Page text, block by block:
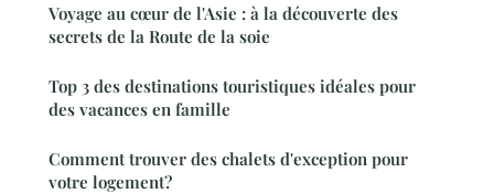
Voyage au cœur de l'Asie : à la découverte des
secrets de la Route de la soie
Top 3 des destinations touristiques idéales pour
des vacances en famille
Comment trouver des chalets d'exception pour
votre logement?